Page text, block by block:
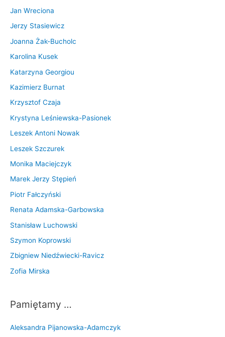
Jan Wreciona
Jerzy Stasiewicz
Joanna Żak-Bucholc
Karolina Kusek
Katarzyna Georgiou
Kazimierz Burnat
Krzysztof Czaja
Krystyna Leśniewska-Pasionek
Leszek Antoni Nowak
Leszek Szczurek
Monika Maciejczyk
Marek Jerzy Stępień
Piotr Fałczyński
Renata Adamska-Garbowska
Stanisław Luchowski
Szymon Koprowski
Zbigniew Niedźwiecki-Ravicz
Zofia Mirska
Pamiętamy …
Aleksandra Pijanowska-Adamczyk